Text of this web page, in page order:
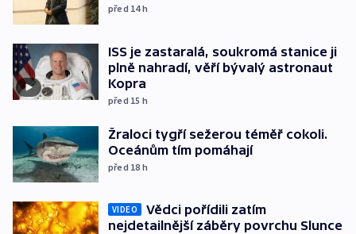
před 14h
ISS je zastaralá, soukromá stanice ji
plně nahradí, věří bývalý astronaut
Kopra
před 15 h
Žraloci tygří sežerou téměř cokoli.
Oceánům tím pomáhají
před 18 h
VIDEO
Vědci pořídili zatím
nejdetailnější záběry povrchu Slunce